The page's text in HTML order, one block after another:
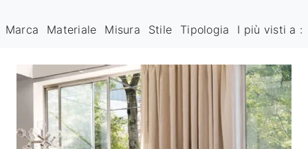
Marca Materiale Misura Stile Tipologia I più visti a :